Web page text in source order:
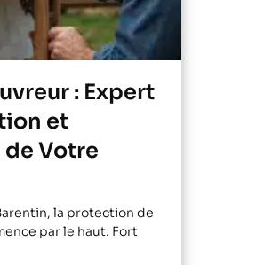
: Expert
et
Votre
la protection de
par le haut. Fort